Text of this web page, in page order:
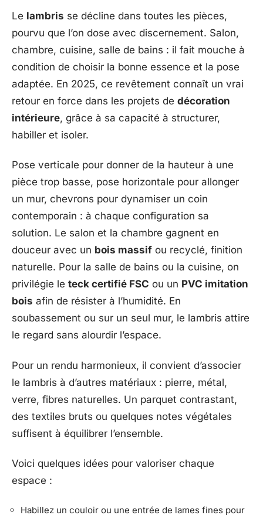
Le lambris se décline dans toutes les pièces,
pourvu que l’on dose avec discernement. Salon,
chambre, cuisine, salle de bains : il fait mouche à
condition de choisir la bonne essence et la pose
adaptée. En 2025, ce revêtement connaît un vrai
retour en force dans les projets de décoration
intérieure, grâce à sa capacité à structurer,
habiller et isoler.
Pose verticale pour donner de la hauteur à une
pièce trop basse, pose horizontale pour allonger
un mur, chevrons pour dynamiser un coin
contemporain : à chaque configuration sa
solution. Le salon et la chambre gagnent en
douceur avec un bois massif ou recyclé, finition
naturelle. Pour la salle de bains ou la cuisine, on
privilégie le teck certifié FSC ou un PVC imitation
bois afin de résister à l’humidité. En
soubassement ou sur un seul mur, le lambris attire
le regard sans alourdir l’espace.
Pour un rendu harmonieux, il convient d’associer
le lambris à d’autres matériaux : pierre, métal,
verre, fibres naturelles. Un parquet contrastant,
des textiles bruts ou quelques notes végétales
suffisent à équilibrer l’ensemble.
Voici quelques idées pour valoriser chaque
espace :
Habillez un couloir ou une entrée de lames fines pour